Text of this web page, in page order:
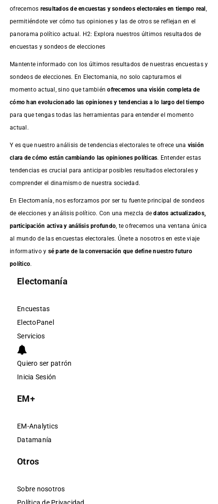
ofrecemos resultados deencuestas y sondeos electorales en tiempo real
permitiéndote ver cómo tus opiniones y las de otros se reflejan en el
panorama político actual. H2: Explora nuestros últimos resultados de
encuestas y sondeos de elecciones
Mantente informado con los últimos resultados de nuestras encuestasy
sondeos de elecciones. En Electomania, no solo capturamos el
momento actual, sino que tambiénofrecemos una visión completa de
cómo han evolucionado las opiniones y tendencias a lo largo del tiempo
para que tengas todas las herramientas para entender el momento
actual.
Y es que nuestro análisis de tendencias electorales te ofrece una visión
clara de cómo están cambiando las opiniones políticas. Entender estas
tendencias es crucial para anticipar posibles resultados electorales y
comprender el dinamismo de nuestra sociedad.
En Electomanía, nos esforzamos por ser tu fuente principal de sondeos
de elecciones y análisis político. Con una mezcla dedatos actualizados,
participación activa y análisis profundo , te ofrecemos una ventana única
al mundo de las encuestas electorales. Únete a nosotros en este viaje
informativo y sé parte de la conversación que define nuestro futuro
político.
Electomanía
Encuestas
ElectoPanel
Servicios
Quiero ser patrón
Inicia Sesión
EM+
EM-Analytics
Datamanía
Otros
Sobre nosotros